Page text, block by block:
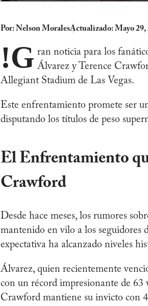
Por:Nelson MoralesActualizado: Mayo 29,
!G ran noticia para los
Álvarez y Terence
Allegiant Stadium de Las Vegas.
Este enfrentamiento promete ser
disputando los títulos de peso
El Enfrentamiento
Crawford
Desde hace meses, los rumores
mantenido en vilo a los seguidores
expectativa ha alcanzado niveles
Álvarez, quien recientemente
con un récord impresionante de 63
Crawford mantiene su invicto con